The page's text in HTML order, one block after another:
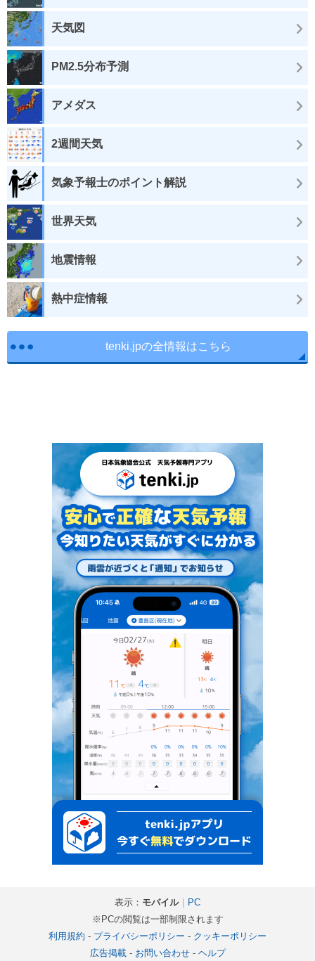
天気図
PM2.5分布予測
アメダス
2週間天気
気象予報士のポイント解説
世界天気
地震情報
熱中症情報
tenki.jpの全情報はこちら
表示： モバイル｜ PC
※PCの閲覧は一部制限されます
利用規約 - プライバシーポリシー - クッキーポリシー
広告掲載- お問い合わせ- ヘルプ